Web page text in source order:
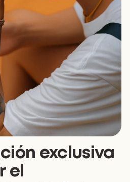
exclusiva
el